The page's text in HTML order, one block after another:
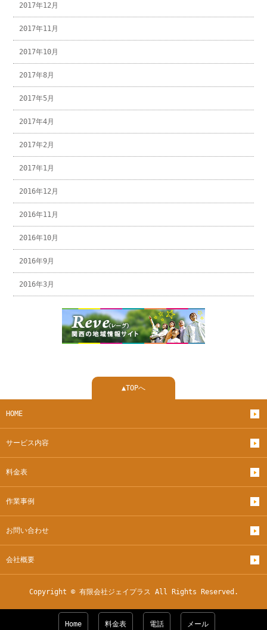
2017年12月
2017年11月
2017年10月
2017年8月
2017年5月
2017年4月
2017年2月
2017年1月
2016年12月
2016年11月
2016年10月
2016年9月
2016年3月
▲TOPへ
HOME
サービス内容
料金表
作業事例
お問い合わせ
会社概要
Copyright © 有限会社ジェイプラス All Rights Reserved.
Home 料金表 電話 メール